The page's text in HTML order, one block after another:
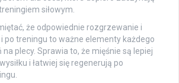
siłowym.
że odpowiednie rozgrzewanie i
po treningu to ważne elementy każdego
plecy. Sprawia to, że mięśnie są lepiej
i łatwiej się regenerują po